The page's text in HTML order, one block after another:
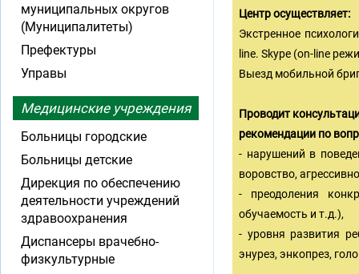
Центр осуществляет:
Экстренное
line. Skype (on-line
Выезд мобильной
Проводит
рекомендации по
- нарушений в
воровство,
- преодоления
обучаемость и т.д.),
- уровня развития
энурез, энкопрез,
муниципальных округов
(Муниципалитеты)
Префектуры
Управы
Медицинские учреждения
Больницы городские
Больницы детские
Дирекция по обеспечению
деятельности учреждений
здравоохранения
Диспансеры врачебно-
физкультурные